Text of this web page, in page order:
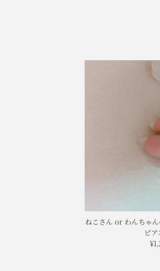
ねこさん or わんちゃ
ピ